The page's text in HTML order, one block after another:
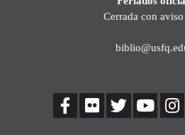
Cerrada con